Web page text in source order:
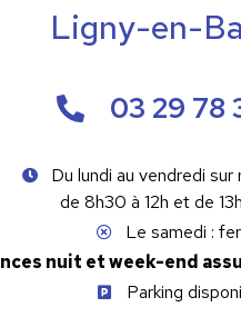
Ligny-en-
03 29 78
Du lundi au vendredi
de 8h30 à 12h et de
Le samedi :
nuit et week-end
Parking